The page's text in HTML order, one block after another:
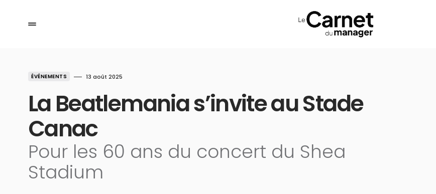
ÉVÉNEMENTS 13 août 2025
La Beatlemania s’invite au Stade
Canac
Pour les 60 ans du concert du Shea
Stadium